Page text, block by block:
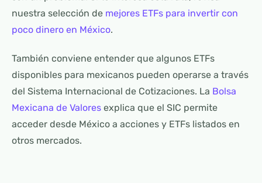
nuestra selección de mejores ETFs para invertir con
poco dinero en México.
También conviene entender que algunos ETFs
disponibles para mexicanos pueden operarse a través
del Sistema Internacional de Cotizaciones. La Bolsa
Mexicana de Valores explica que el SIC permite
acceder desde México a acciones y ETFs listados en
otros mercados.